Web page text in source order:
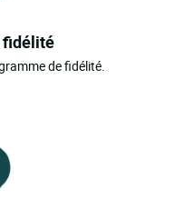
fidélité
de fidélité.